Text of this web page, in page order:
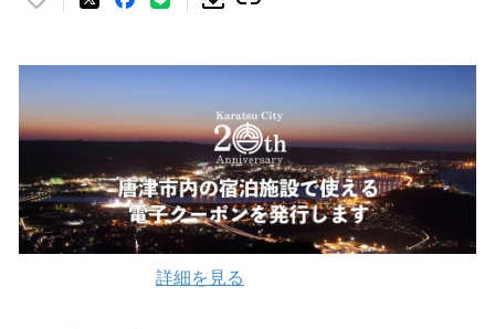
い
数
を
込
み
中
詳細を見る